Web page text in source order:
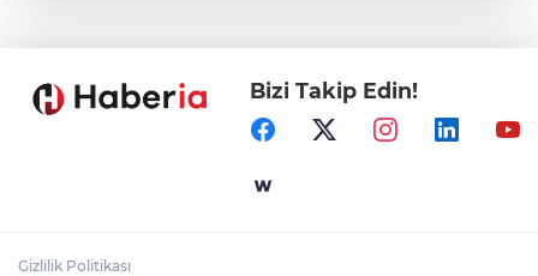
Edirne Keşan'da Önkal Kılavuz'dan
anlamlı çalışma
Bursa Osmangazi’de kaldırımlar işgalden
Bizi Takip Edin!
Gizlilik Politikası